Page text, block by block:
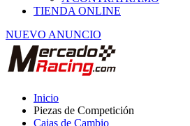
NUEVO ANUNCIO
Piezas de Competición
Cajas de Cambio
Kit completo be4r 106 saxo ax